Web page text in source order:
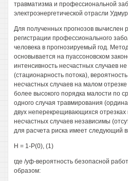
травматизма и профессиональной
электроэнергетической отрасли
Для полученных прогнозов вычислен
регистрации профессионального
человека в прогнозируемый год.
основывается на пуассоновском
интенсивность несчастных случаев
(стационарность потока),
несчастных случаев на малом
более высокого порядка малости по
одного случая травмирования
двух неперекрещивающихся
несчастных случаев независимы
для расчета риска имеет следующий
Н = 1-Р(0), (1)
где /уф-вероятность безопасной
образом: